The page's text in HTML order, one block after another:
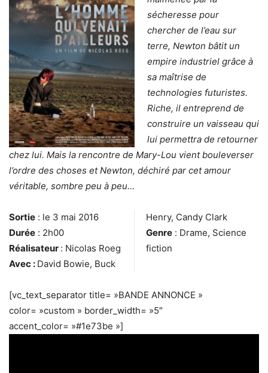
sécheresse pour
chercher de l’eau sur
terre, Newton bâtit un
empire industriel grâce à
sa maîtrise de
technologies futuristes.
Riche, il entreprend de
construire un vaisseau qui
lui permettra de retourner
chez lui. Mais la rencontre de Mary-Lou vient bouleverser
l’ordre des choses et Newton, déchiré par cet amour
véritable, sombre peu à peu…
Sortie : le 3 mai 2016
Durée : 2h00
Réalisateur : Nicolas Roeg
Avec : David Bowie, Buck
Henry, Candy Clark
Genre : Drame, Science
fiction
[vc_text_separator title= »BANDE ANNONCE »
color= »custom » border_width= »5″
accent_color= »#1e73be »]